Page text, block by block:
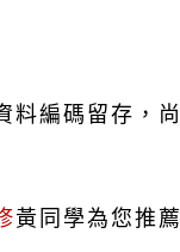
編碼留存，
黃同學為您推